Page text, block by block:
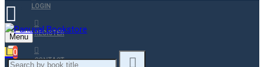
LOGIN
REGISTER
CONTACT
Menu
0